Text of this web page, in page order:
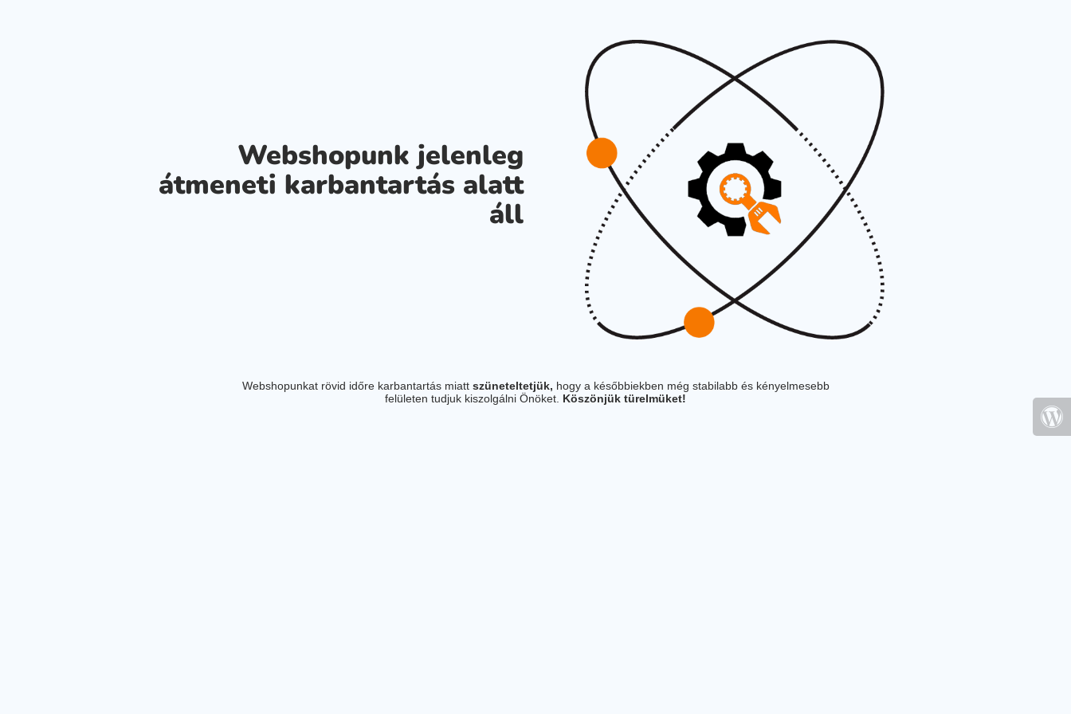
Webshopunk jelenleg
átmeneti karbantartás alatt
áll
Webshopunkat rövid időre karbantartás miatt szüneteltetjük, hogy a későbbiekben még stabilabb és kényelmesebb
felületen tudjuk kiszolgálni Önöket. Köszönjük türelmüket!